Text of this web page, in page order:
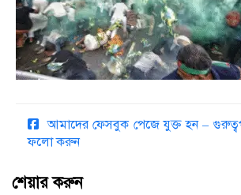
আমাদের ফেসবুক পেজে যুক্ত হন –
ফলো করুন
শেয়ার করুন